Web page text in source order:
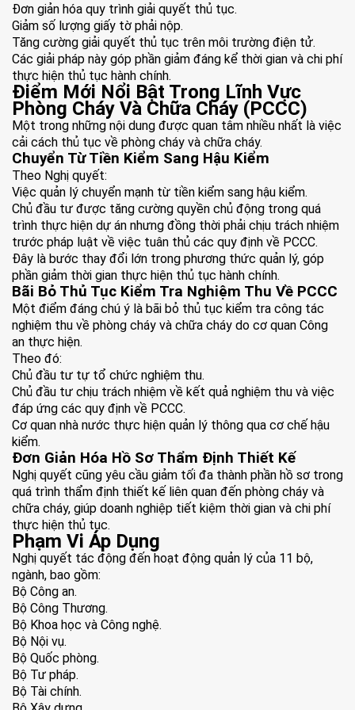
Đơn giản hóa quy trình giải quyết thủ tục.
Giảm số lượng giấy tờ phải nộp.
Tăng cường giải quyết thủ tục trên môi trường điện tử.
Các giải pháp này góp phần giảm đáng kể thời gian và chi phí
thực hiện thủ tục hành chính.
Điểm Mới Nổi Bật Trong Lĩnh Vực
Phòng Cháy Và Chữa Cháy (PCCC)
Một trong những nội dung được quan tâm nhiều nhất là việc
cải cách thủ tục về phòng cháy và chữa cháy.
Chuyển Từ Tiền Kiểm Sang Hậu Kiểm
Theo Nghị quyết:
Việc quản lý chuyển mạnh từ tiền kiểm sang hậu kiểm.
Chủ đầu tư được tăng cường quyền chủ động trong quá
trình thực hiện dự án nhưng đồng thời phải chịu trách nhiệm
trước pháp luật về việc tuân thủ các quy định về PCCC.
Đây là bước thay đổi lớn trong phương thức quản lý, góp
phần giảm thời gian thực hiện thủ tục hành chính.
Bãi Bỏ Thủ Tục Kiểm Tra Nghiệm Thu Về PCCC
Một điểm đáng chú ý là bãi bỏ thủ tục kiểm tra công tác
nghiệm thu về phòng cháy và chữa cháy do cơ quan Công
an thực hiện.
Theo đó:
Chủ đầu tư tự tổ chức nghiệm thu.
Chủ đầu tư chịu trách nhiệm về kết quả nghiệm thu và việc
đáp ứng các quy định về PCCC.
Cơ quan nhà nước thực hiện quản lý thông qua cơ chế hậu
kiểm.
Đơn Giản Hóa Hồ Sơ Thẩm Định Thiết Kế
Nghị quyết cũng yêu cầu giảm tối đa thành phần hồ sơ trong
quá trình thẩm định thiết kế liên quan đến phòng cháy và
chữa cháy, giúp doanh nghiệp tiết kiệm thời gian và chi phí
thực hiện thủ tục.
Phạm Vi Áp Dụng
Nghị quyết tác động đến hoạt động quản lý của 11 bộ,
ngành, bao gồm:
Bộ Công an.
Bộ Công Thương.
Bộ Khoa học và Công nghệ.
Bộ Nội vụ.
Bộ Quốc phòng.
Bộ Tư pháp.
Bộ Tài chính.